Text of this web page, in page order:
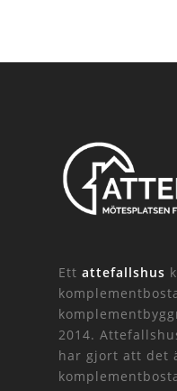
Ett attefallshus
2014.
har gjort att det